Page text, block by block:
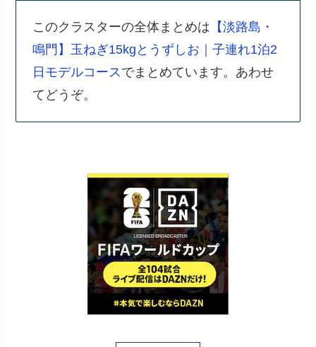
このクラスターの全体まとめは 【淡路島・
鳴門】玉ねぎ15kgとうずしお｜子連れ1泊2
日モデルコースでまとめています。あわせ
てどうぞ。